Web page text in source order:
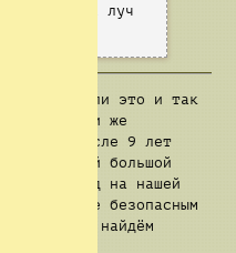
Мы — их луч
, если это и так
А, или же
Б.И.Г. После 9 лет
самой большой
команд на нашей
Закулисье безопасным
концов найдём